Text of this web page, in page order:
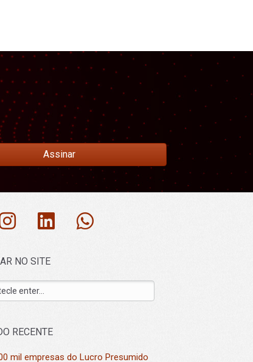
Assinar
NO SITE
RECENTE
mil empresas do Lucro Presumido